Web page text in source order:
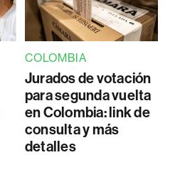
COLOMBIA
Jurados de votación
para segunda vuelta
en Colombia: link de
consulta y más
detalles